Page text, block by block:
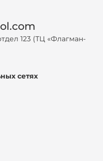
123 (ТЦ «Флагман-
сетях